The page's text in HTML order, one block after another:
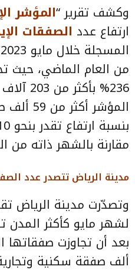
وكشف تقرير “المؤشر
ارتفاع عدد الصفقات
من العام الماضي، حيث
236%
المؤشر
مقارنة بالشهر ذاته من
مدينة الرياض تتصدر عدد
وتصدّرت مدينة الرياض
لشهر مايو كأكثر المدن
ألف صفقة سكنية